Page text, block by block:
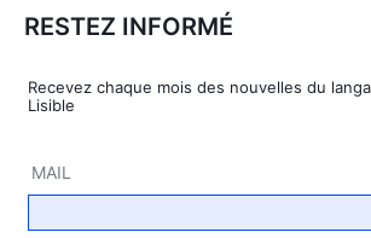
RESTEZ INFORMÉ
Rece­vez chaque mois des nou­velles du
Lisible
MAIL